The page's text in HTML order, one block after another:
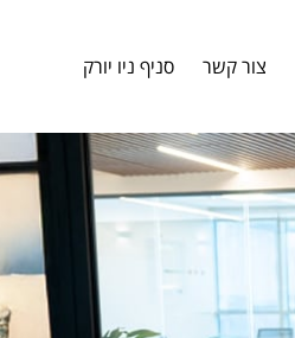
צור קשר סניף ניו יורק